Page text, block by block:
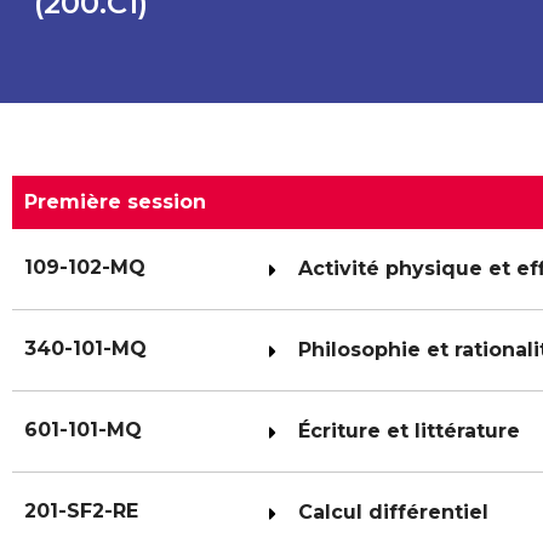
Première session
109-102-MQ Activité physique et
340-101-MQ Philosophie et
601-101-MQ Écriture et littérature
201-SF2-RE Calcul différentiel